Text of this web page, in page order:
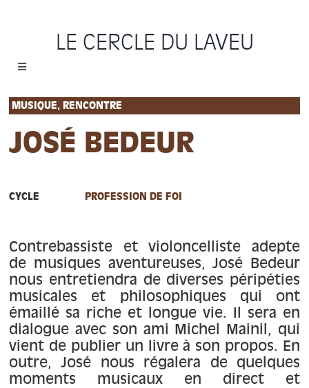
LE CERCLE DU LAVEU
Toggle
Accueil
Cycles
Sauvons le Cercle
À propos
Contact
MUSIQUE, RENCONTRE
JOSÉ BEDEUR
CYCLE PROFESSION DE FOI
Contrebassiste et violoncelliste adepte
de musiques aventureuses, José Bedeur
nous entretiendra de diverses péripéties
musicales et philosophiques qui ont
émaillé sa riche et longue vie. Il sera en
dialogue avec son ami Michel Mainil, qui
vient de publier un livre à son propos. En
outre, José nous régalera de quelques
moments musicaux en direct et